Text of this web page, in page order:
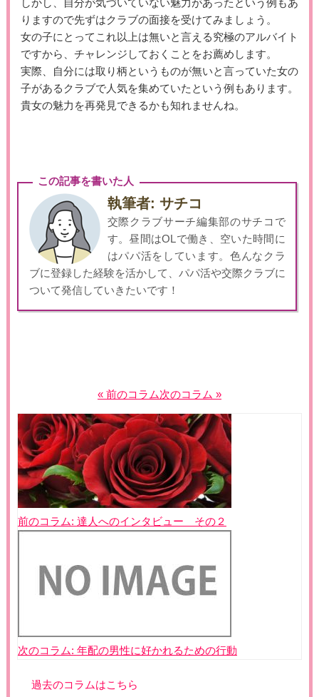
しかし、自分が気づいていない魅力があったという例もあ
りますので先ずはクラブの面接を受けてみましょう。
女の子にとってこれ以上は無いと言える究極のアルバイト
ですから、チャレンジしておくことをお薦めします。
実際、自分には取り柄というものが無いと言っていた女の
子があるクラブで人気を集めていたという例もあります。
貴女の魅力を再発見できるかも知れませんね。
この記事を書いた人
執筆者: サチコ
交際クラブサーチ編集部のサチコで
す。昼間はOLで働き、空いた時間に
はパパ活をしています。色んなクラ
ブに登録した経験を活かして、パパ活や交際クラブに
ついて発信していきたいです！
« 前のコラム次のコラム »
投
稿
ナ
ビ
ゲ
ー
前のコラム: 達人へのインタビュー その２
次のコラム: 年配の男性に好かれるための行動
過去のコラムはこちら